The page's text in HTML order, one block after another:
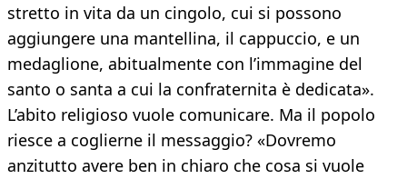
stretto in vita da un cingolo, cui si possono
aggiungere una mantellina, il cappuccio, e un
medaglione, abitualmente con l’immagine del
santo o santa a cui la confraternita è dedicata».
L’abito religioso vuole comunicare. Ma il popolo
riesce a coglierne il messaggio? «Dovremo
anzitutto avere ben in chiaro che cosa si vuole